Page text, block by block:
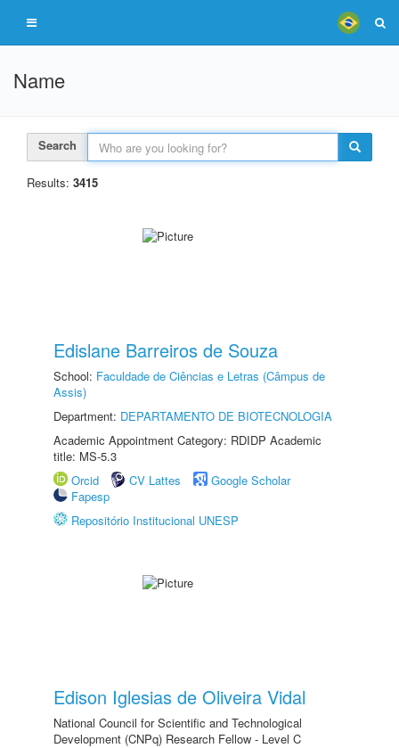
Name
Search
Results: 3415
Edislane Barreiros de Souza
School: Faculdade de Ciências e Letras (Câmpus de
Assis)
Department: DEPARTAMENTO DE BIOTECNOLOGIA
Academic Appointment Category: RDIDP Academic
title: MS-5.3
Orcid
CV Lattes
Google Scholar
Fapesp
Repositório Institucional UNESP
Edison Iglesias de Oliveira Vidal
National Council for Scientific and Technological
Development (CNPq) Research Fellow - Level C